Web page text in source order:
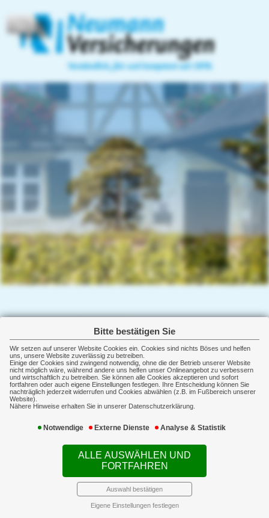
Bitte bestätigen Sie
Wir setzen auf unserer Website Cookies ein. Cookies sind nichts Böses und helfen
uns, unsere Website zuverlässig zu betreiben.
Einige der Cookies sind zwingend notwendig, ohne die der Betrieb unserer Website
nicht möglich wäre, während andere uns helfen unser Onlineangebot zu verbessern
und wirtschaftlich zu betreiben. Sie können alle Cookies akzeptieren und sofort
fortfahren oder auch eigene Einstellungen festlegen. Ihre Entscheidung können Sie
nachträglich jederzeit widerrufen und Cookies abwählen (z.B. im Fußbereich unserer
Website).
Nähere Hinweise erhalten Sie in unserer Datenschutzerklärung.
Notwendige Externe Dienste Analyse & Statistik
ALLE AUSWÄHLEN UND
FORTFAHREN
Auswahl bestätigen
Eigene Einstellungen festlegen
Heiko Neumann
07144-5624
info@versicherungsmakler-
neumann.de
http://www.versicherungsmakler-
neumann.de
Home
Privatversicherungen
Vorsorge
Betriebliche Altersvorsorge
Lebensversicherung
Rentenversicherung
Berufsunfähigkeit
Pflegevorsorge
Kindervorsorge
Schwere Krankheit
Gewerbeversicherungen
Schadenmanagement
Immobilienfinanzierung
News
Lebensversicherung
Im Grunde ist „Lebensversicherung" das falsche Wort, denn
damit versichert man nicht das Leben, sondern heute immer
mehr den Lebensstandard im Alter.
Dabei gilt: Frauen und Männer müssen unterschiedlich stark
vorsorgen.
Denn die Lebenserwartung von Frauen ist deutlich höher und
betriebliche Altersvorsorge:
Wir stimmen Ihre Altersvorsorge auf Ihren Kapitalbedarf im Alter
hohe Rente sorgen kann, hat sich ja mittlerweile